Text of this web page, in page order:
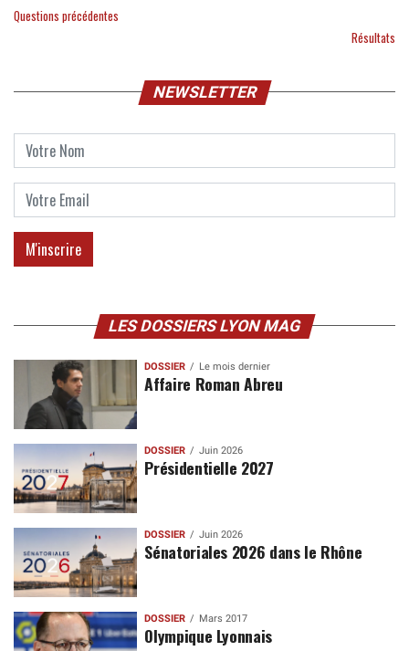
Questions précédentes
Résultats
NEWSLETTER
LES DOSSIERS LYON MAG
DOSSIER Le mois dernier
Affaire Roman Abreu
DOSSIER Juin 2026
Présidentielle 2027
DOSSIER Juin 2026
Sénatoriales 2026 dans le Rhône
DOSSIER Mars 2017
Olympique Lyonnais